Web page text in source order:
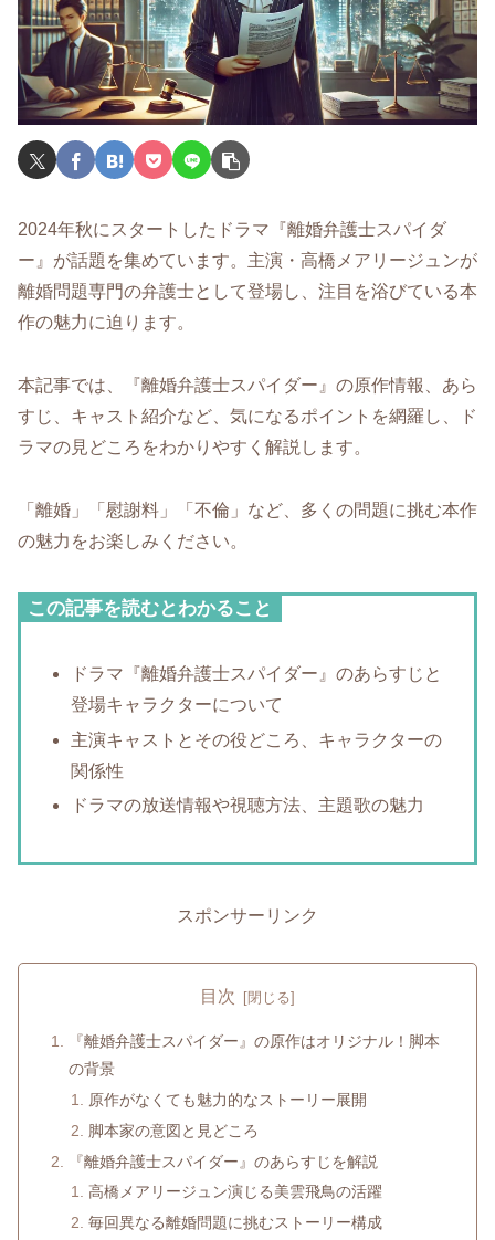
2024年秋にスタートしたドラマ『離婚弁護士スパイダ
ー』が話題を集めています。主演・高橋メアリージュンが
離婚問題専門の弁護士として登場し、注目を浴びている本
作の魅力に迫ります。
本記事では、『離婚弁護士スパイダー』の原作情報、あら
すじ、キャスト紹介など、気になるポイントを網羅し、ド
ラマの見どころをわかりやすく解説します。
「離婚」「慰謝料」「不倫」など、多くの問題に挑む本作
の魅力をお楽しみください。
この記事を読むとわかること
ドラマ『離婚弁護士スパイダー』のあらすじと
登場キャラクターについて
主演キャストとその役どころ、キャラクターの
関係性
ドラマの放送情報や視聴方法、主題歌の魅力
スポンサーリンク
目次
『離婚弁護士スパイダー』の原作はオリジナル！脚本
の背景
原作がなくても魅力的なストーリー展開
脚本家の意図と見どころ
『離婚弁護士スパイダー』のあらすじを解説
高橋メアリージュン演じる美雲飛鳥の活躍
毎回異なる離婚問題に挑むストーリー構成